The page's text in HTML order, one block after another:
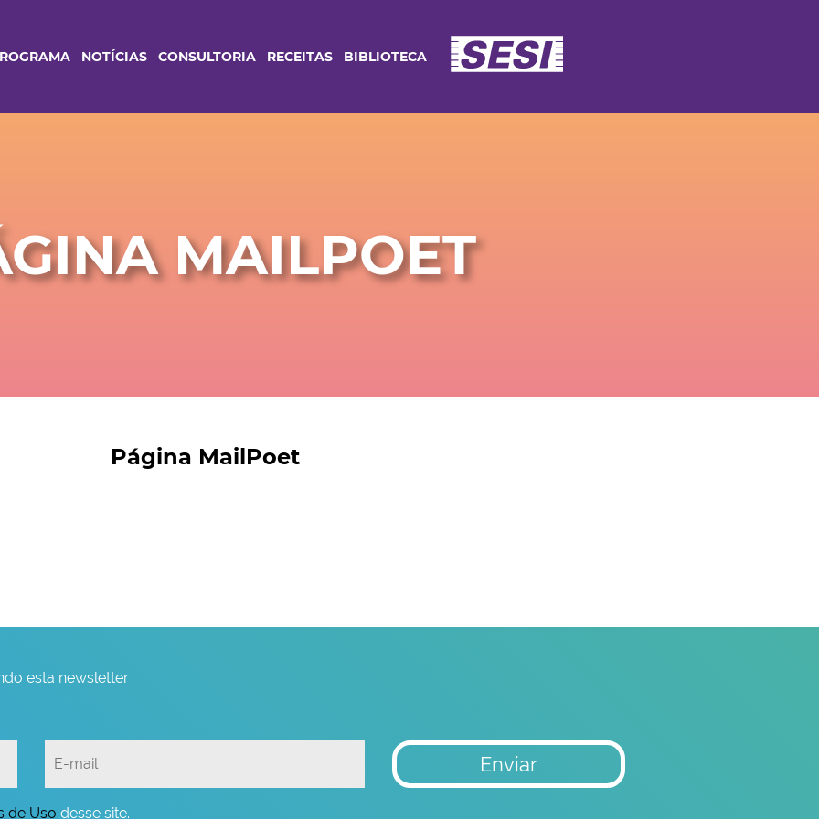
NOTÍCIAS CONSULTORIA RECEITAS BIBLIOTECA
MAILPOET
Página MailPoet
esta newsletter
Enviar
de Uso desse site.